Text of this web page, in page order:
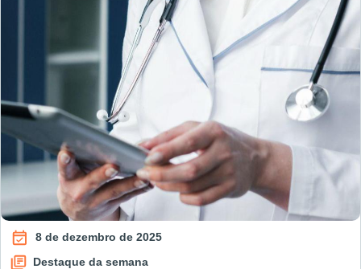
8 de dezembro de 2025
Destaque da semana